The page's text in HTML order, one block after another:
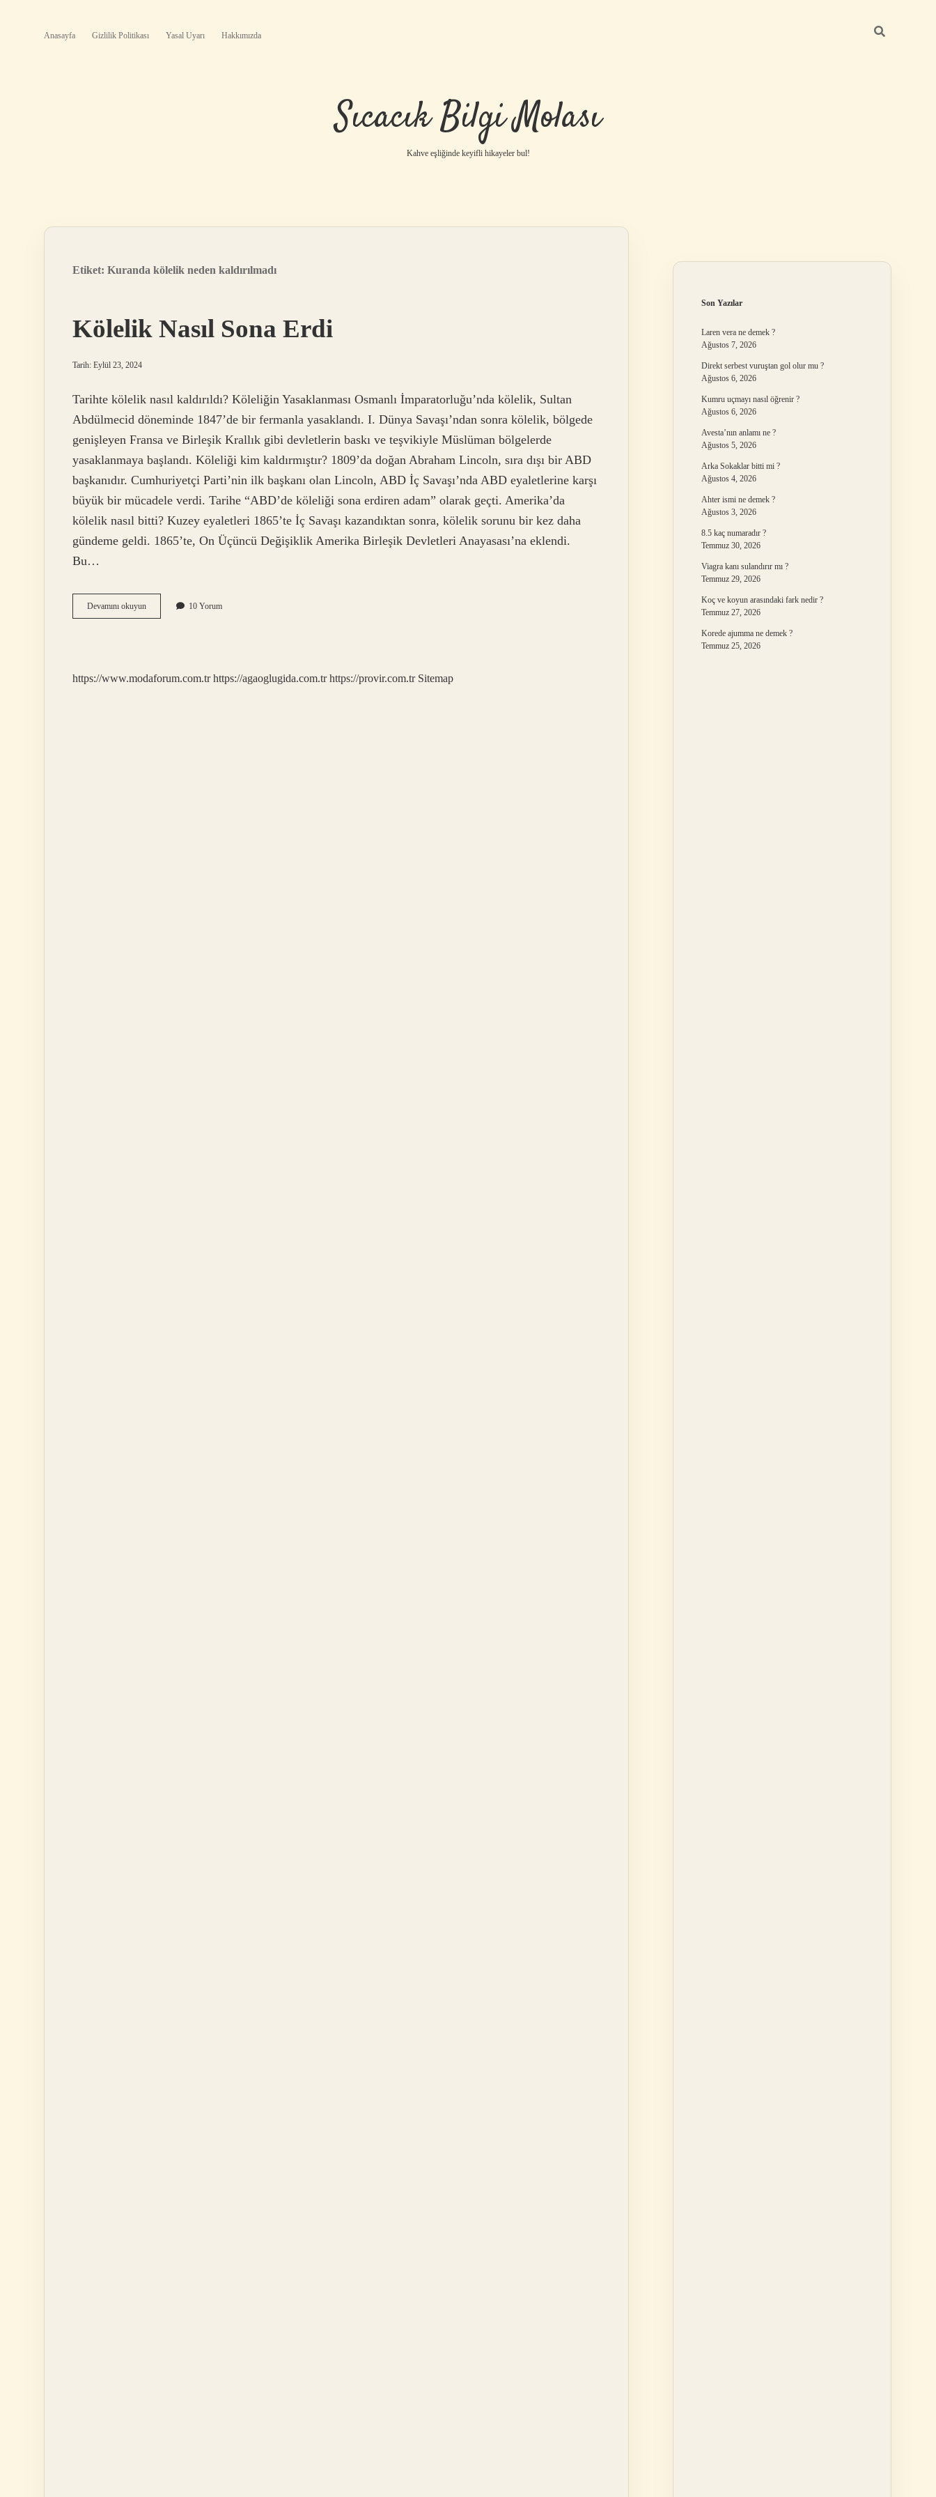
Anasayfa Gizlilik Politikası Yasal Uyarı Hakkımızda
Sıcacık Bilgi Molası
Kahve eşliğinde keyifli hikayeler bul!
Etiket: Kuranda kölelik neden kaldırılmadı
Kölelik Nasıl Sona Erdi
Tarih: Eylül 23, 2024
Tarihte kölelik nasıl kaldırıldı? Köleliğin Yasaklanması Osmanlı İmparatorluğu’nda kölelik, Sultan
Abdülmecid döneminde 1847’de bir fermanla yasaklandı. I. Dünya Savaşı’ndan sonra kölelik, bölgede
genişleyen Fransa ve Birleşik Krallık gibi devletlerin baskı ve teşvikiyle Müslüman bölgelerde
yasaklanmaya başlandı. Köleliği kim kaldırmıştır? 1809’da doğan Abraham Lincoln, sıra dışı bir ABD
başkanıdır. Cumhuriyetçi Parti’nin ilk başkanı olan Lincoln, ABD İç Savaşı’nda ABD eyaletlerine karşı
büyük bir mücadele verdi. Tarihe “ABD’de köleliği sona erdiren adam” olarak geçti. Amerika’da
kölelik nasıl bitti? Kuzey eyaletleri 1865’te İç Savaşı kazandıktan sonra, kölelik sorunu bir kez daha
gündeme geldi. 1865’te, On Üçüncü Değişiklik Amerika Birleşik Devletleri Anayasası’na eklendi.
Bu…
Devamını okuyunKölelik
Nasıl
10 Yorum
https://www.modaforum.com.tr https://agaoglugida.com.tr https://provir.com.tr Sitemap
Son Yazılar
Laren vera ne demek ?
Ağustos 7, 2026
Direkt serbest vuruştan gol olur mu ?
Ağustos 6, 2026
Kumru uçmayı nasıl öğrenir ?
Ağustos 6, 2026
Avesta’nın anlamı ne ?
Ağustos 5, 2026
Arka Sokaklar bitti mi ?
Ağustos 4, 2026
Ahter ismi ne demek ?
Ağustos 3, 2026
8.5 kaç numaradır ?
Temmuz 30, 2026
Viagra kanı sulandırır mı ?
Temmuz 29, 2026
Koç ve koyun arasındaki fark nedir ?
Temmuz 27, 2026
Korede ajumma ne demek ?
Temmuz 25, 2026